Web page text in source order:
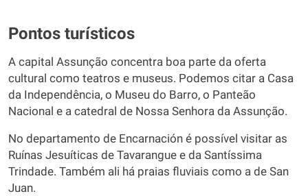
Pontos turísticos
A capital Assunção concentra boa parte da oferta
cultural como teatros e museus. Podemos citar a Casa
da Independência, o Museu do Barro, o Panteão
Nacional e a catedral de Nossa Senhora da Assunção.
No departamento de Encarnación é possível visitar as
Ruínas Jesuíticas de Tavarangue e da Santíssima
Trindade. Também ali há praias fluviais como a de San
Juan.